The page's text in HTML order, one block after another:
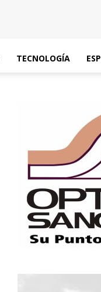
TECNOLOGÍA